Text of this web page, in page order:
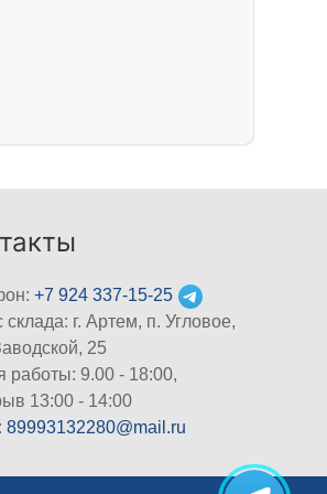
+7 924 337-15-25
склада: г. Артем, п. Угловое,
25
работы: 9.00 - 18:00,
13:00 - 14:00
89993132280@mail.ru